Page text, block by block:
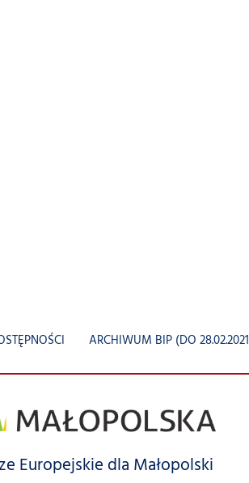
ARCHIWUM BIP (DO
Europejskie dla Małopolski